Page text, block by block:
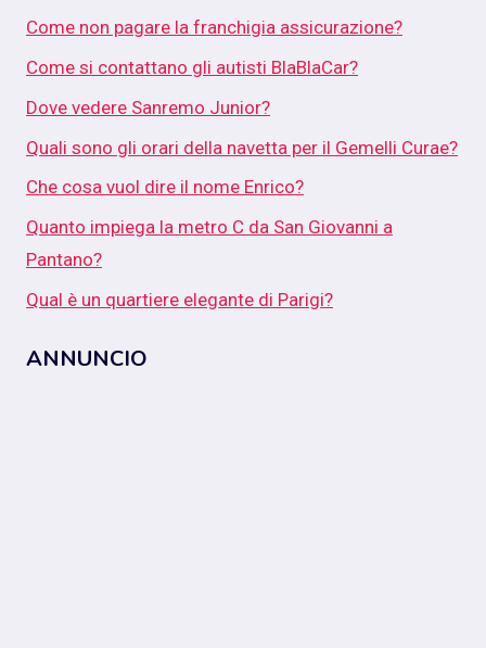
Come non pagare la franchigia assicurazione?
Come si contattano gli autisti BlaBlaCar?
Dove vedere Sanremo Junior?
Quali sono gli orari della navetta per il Gemelli Curae?
Che cosa vuol dire il nome Enrico?
Quanto impiega la metro C da San Giovanni a
Pantano?
Qual è un quartiere elegante di Parigi?
ANNUNCIO